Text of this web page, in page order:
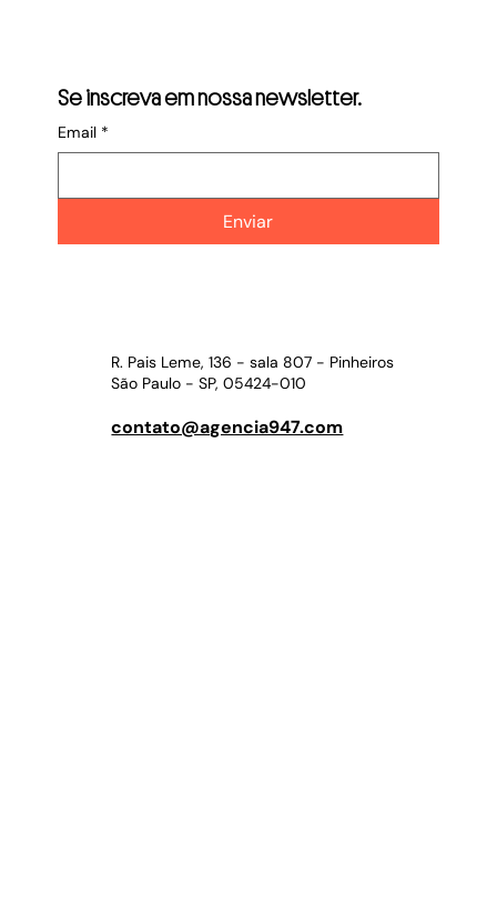
Se inscreva em nossa newsletter.
Email *
Enviar
R. Pais Leme, 136 - sala 807 - Pinheiros
São Paulo - SP, 05424-010
contato@agencia947.com